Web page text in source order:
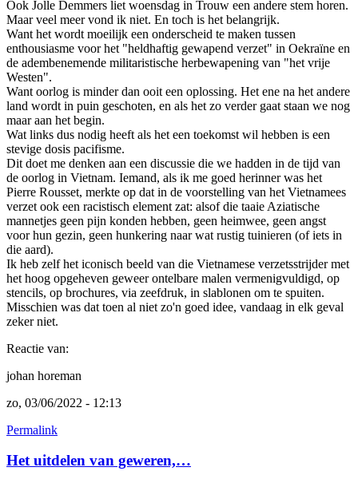
Ook Jolle Demmers liet woensdag in Trouw een andere stem horen.
Maar veel meer vond ik niet. En toch is het belangrijk.
Want het wordt moeilijk een onderscheid te maken tussen
enthousiasme voor het "heldhaftig gewapend verzet" in Oekraïne en
de adembenemende militaristische herbewapening van "het vrije
Westen".
Want oorlog is minder dan ooit een oplossing. Het ene na het andere
land wordt in puin geschoten, en als het zo verder gaat staan we nog
maar aan het begin.
Wat links dus nodig heeft als het een toekomst wil hebben is een
stevige dosis pacifisme.
Dit doet me denken aan een discussie die we hadden in de tijd van
de oorlog in Vietnam. Iemand, als ik me goed herinner was het
Pierre Rousset, merkte op dat in de voorstelling van het Vietnamees
verzet ook een racistisch element zat: alsof die taaie Aziatische
mannetjes geen pijn konden hebben, geen heimwee, geen angst
voor hun gezin, geen hunkering naar wat rustig tuinieren (of iets in
die aard).
Ik heb zelf het iconisch beeld van die Vietnamese verzetsstrijder met
het hoog opgeheven geweer ontelbare malen vermenigvuldigd, op
stencils, op brochures, via zeefdruk, in slablonen om te spuiten.
Misschien was dat toen al niet zo'n goed idee, vandaag in elk geval
zeker niet.
Reactie van:
johan horeman
zo, 03/06/2022 - 12:13
Permalink
Het uitdelen van geweren,…